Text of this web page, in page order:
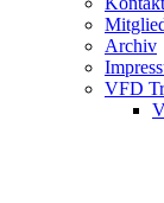
Archiv
VFD